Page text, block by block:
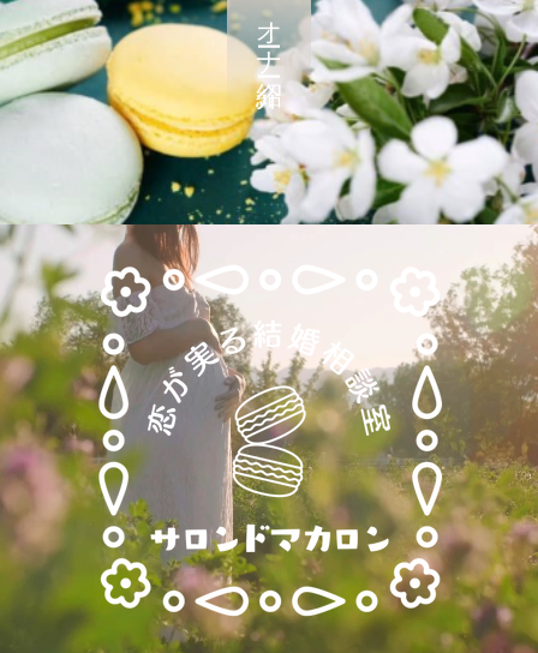
オーナー紹介